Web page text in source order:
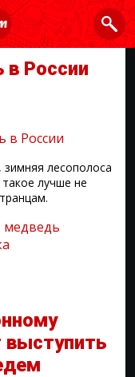
России
лесополоса
лучше не
медведь
выступить